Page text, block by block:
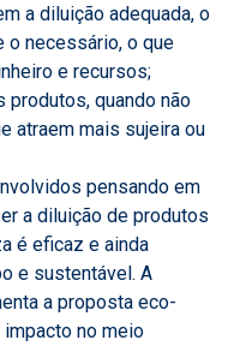
a diluição adequada, o
o necessário, o que
e recursos;
produtos, quando não
atraem mais sujeira ou
pensando em
a diluição de produtos
é eficaz e ainda
e sustentável. A
a proposta eco-
no meio